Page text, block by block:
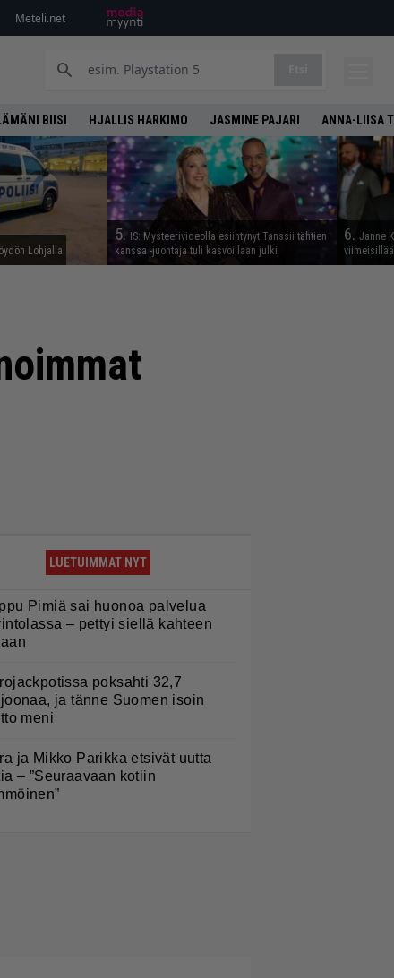
Meteli.net
BIISI HJALLIS HARKIMO JASMINE PAJARI ANNA-LIISA
Lohjalla
5.
IS: Mysteerivideolla esiintynyt Tanssii tähtien
kanssa -juontaja tuli kasvoillaan julki
6. Janne
LUETUIMMAT NYT
Pimiä sai huonoa palvelua
– pettyi siellä kahteen
poksahti 32,7
ja tänne Suomen isoin
meni
ja Mikko Parikka etsivät uutta
– ”Seuraavaan kotiin